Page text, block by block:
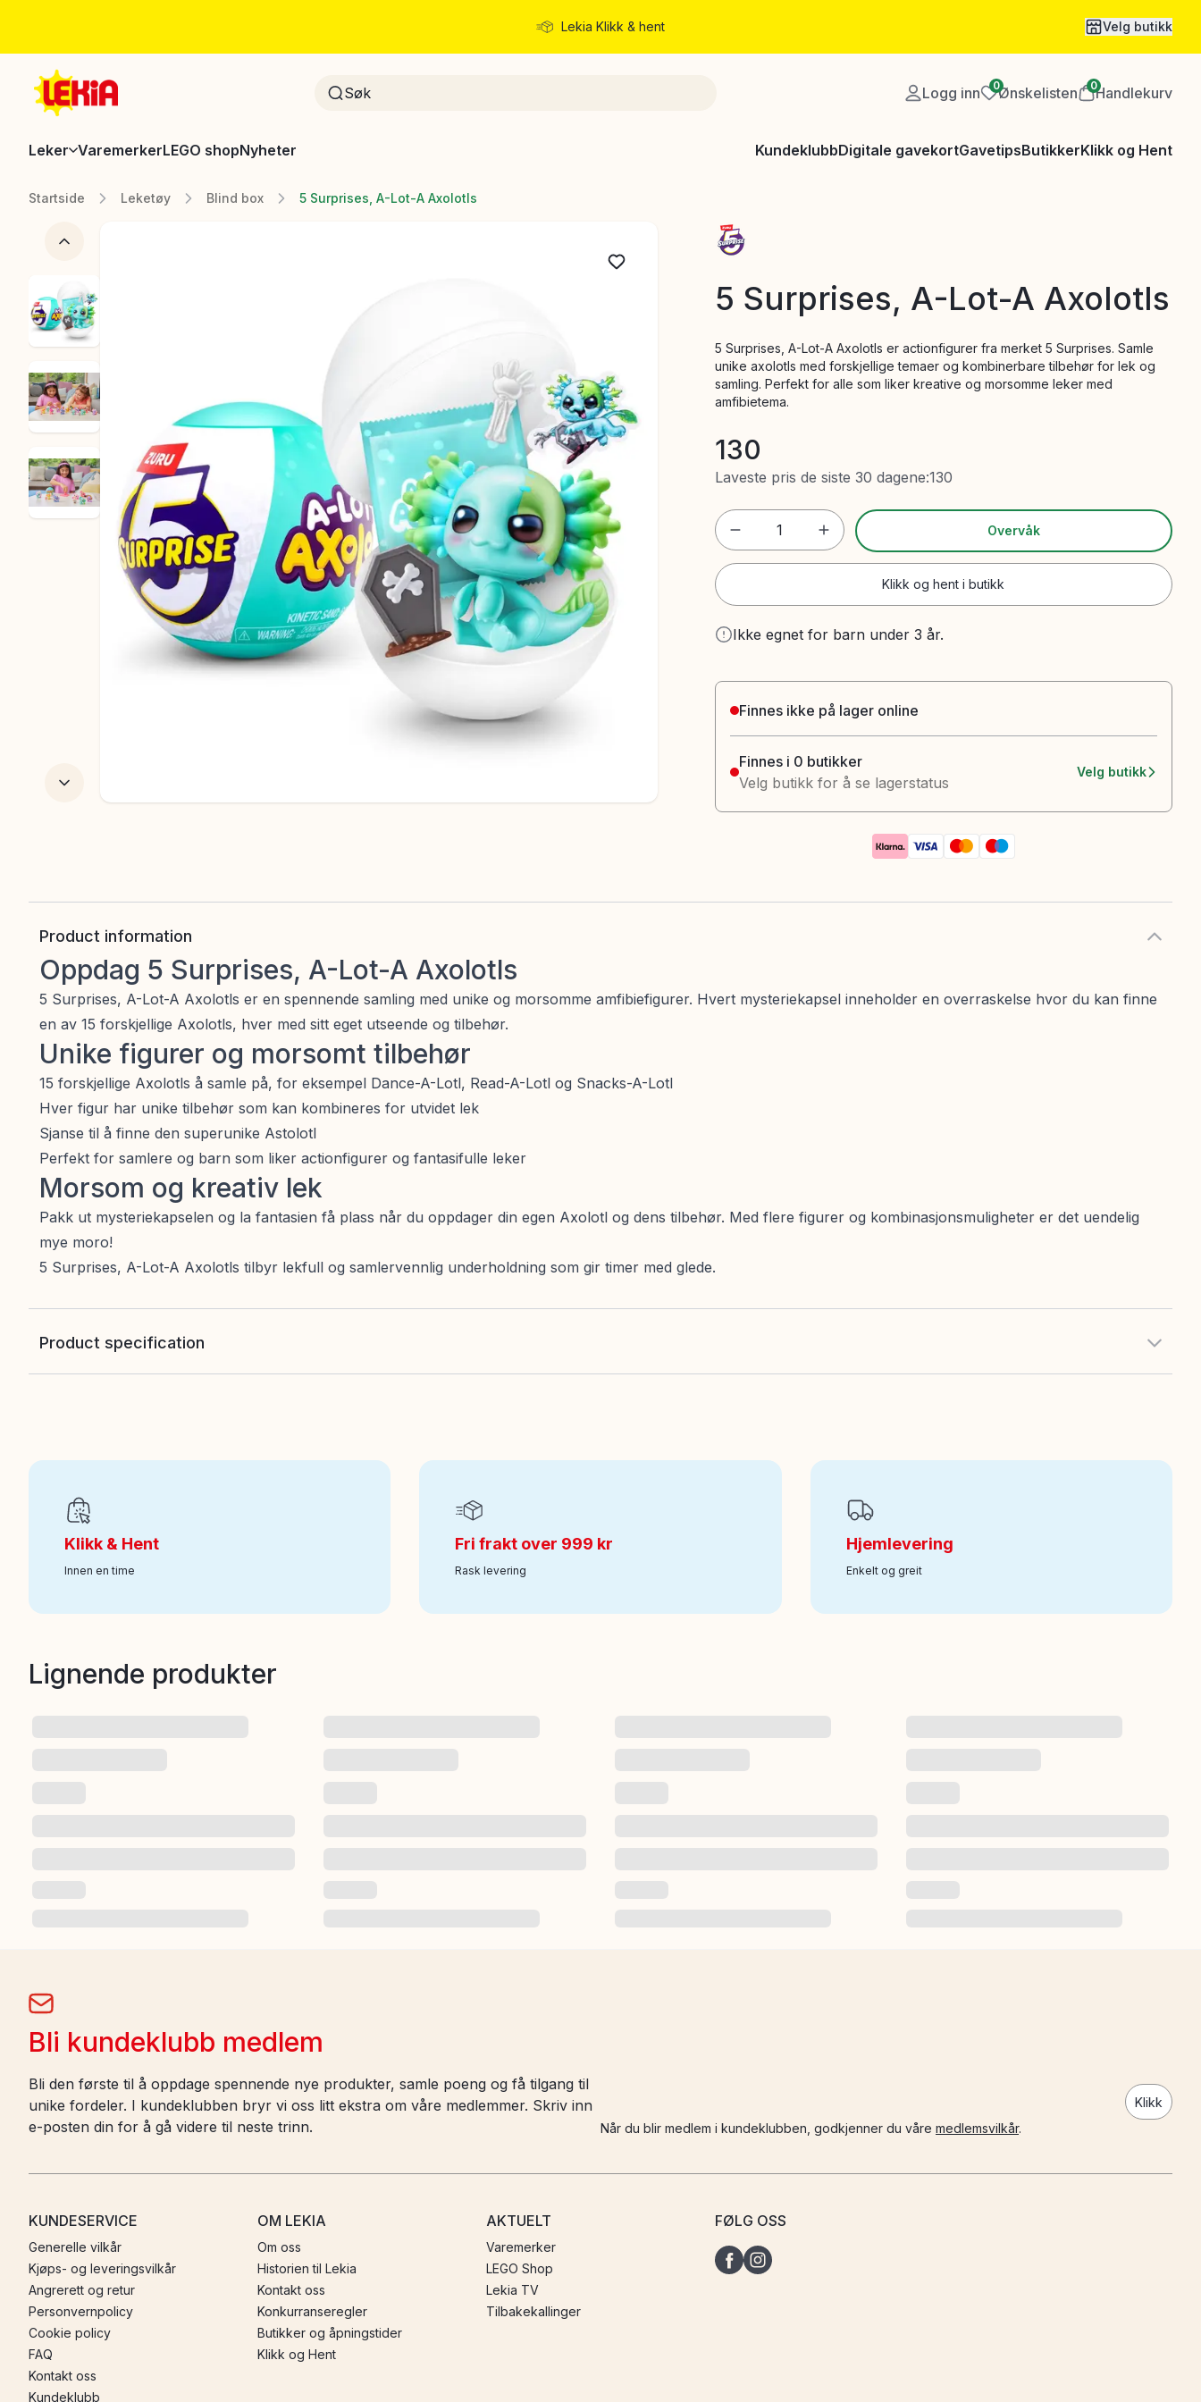
Lekia Klikk & hent Velg butikk
Logg inn 0Ønskelisten 0Handlekurv
Leker VaremerkerLEGO shopNyheter KundeklubbDigitale gavekortGavetipsButikkerKlikk og Hent
Startside Leketøy Blind box 5 Surprises, A-Lot-A Axolotls
5 Surprises, A-Lot-A Axolotls
5 Surprises, A-Lot-A Axolotls er actionfigurer fra merket 5 Surprises. Samle
unike axolotls med forskjellige temaer og kombinerbare tilbehør for lek og
samling. Perfekt for alle som liker kreative og morsomme leker med
amfibietema.
130
Laveste pris de siste 30 dagene:130
1 Overvåk
Klikk og hent i butikk
Ikke egnet for barn under 3 år.
Finnes ikke på lager online
Finnes i 0 butikker
Velg butikk for å se lagerstatus
Velg butikk
Product information
Oppdag 5 Surprises, A-Lot-A Axolotls
5 Surprises, A-Lot-A Axolotls er en spennende samling med unike og morsomme amfibiefigurer. Hvert mysteriekapsel inneholder en overraskelse hvor du kan finne
en av 15 forskjellige Axolotls, hver med sitt eget utseende og tilbehør.
Unike figurer og morsomt tilbehør
15 forskjellige Axolotls å samle på, for eksempel Dance-A-Lotl, Read-A-Lotl og Snacks-A-Lotl
Hver figur har unike tilbehør som kan kombineres for utvidet lek
Sjanse til å finne den superunike Astolotl
Perfekt for samlere og barn som liker actionfigurer og fantasifulle leker
Morsom og kreativ lek
Pakk ut mysteriekapselen og la fantasien få plass når du oppdager din egen Axolotl og dens tilbehør. Med flere figurer og kombinasjonsmuligheter er det uendelig
mye moro!
5 Surprises, A-Lot-A Axolotls tilbyr lekfull og samlervennlig underholdning som gir timer med glede.
Product specification
Art nr:100-226011024
Klikk & Hent
Innen en time
Fri frakt over 999 kr
Rask levering
Hjemlevering
Enkelt og greit
Lignende produkter
Bli kundeklubb medlem
Bli den første til å oppdage spennende nye produkter, samle poeng og få tilgang til
unike fordeler. I kundeklubben bryr vi oss litt ekstra om våre medlemmer. Skriv inn
e-posten din for å gå videre til neste trinn.
Klikk
Når du blir medlem i kundeklubben, godkjenner du våre medlemsvilkår.
KUNDESERVICE
Generelle vilkår
Kjøps- og leveringsvilkår
Angrerett og retur
Personvernpolicy
Cookie policy
FAQ
Kontakt oss
Kundeklubb
OM LEKIA
Om oss
Historien til Lekia
Kontakt oss
Konkurranseregler
Butikker og åpningstider
Klikk og Hent
AKTUELT
Varemerker
LEGO Shop
Lekia TV
Tilbakekallinger
FØLG OSS